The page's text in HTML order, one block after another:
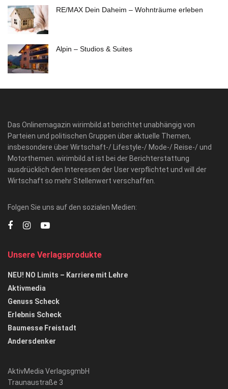
RE/MAX Dein Daheim – Wohnträume erleben
Alpin – Studios & Suites
Das Onlinemagazin wirimbild.at berichtet unabhängig von
Parteien und politischen Gruppen über aktuelle Themen,
insbesondere über Wirtschaft-/ Lifestyle-/ Mode-/ Reise-/ und
Motorthemen. wirimbild.at ist bei der Berichterstattung
ausdrücklich den Interessen der User verpflichtet und will der
Wirtschaft so mehr Stellenwert verschaffen.
Folgen Sie uns auf den sozialen Medien:
Unsere Verlagsprodukte
NEU! NO Limits – Karriere mit Lehre
Aktivmedia
Genuss Scheck
Erlebnis Scheck
Baumesse Freistadt
Andersdenker
AktivMedia VerlagsgmbH
Traunaustraße 3